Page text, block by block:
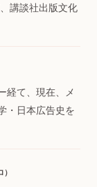
講談社出版文化
経て、現在、メ
・日本広告史を